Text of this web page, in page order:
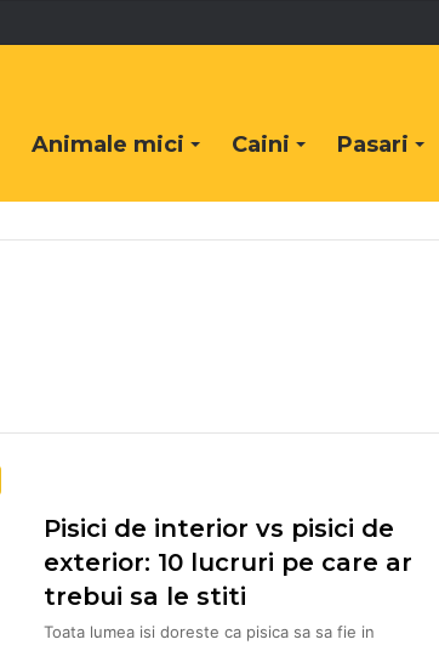
Animale mici Caini Pasari
Pisici de interior vs pisici de
exterior: 10 lucruri pe care ar
trebui sa le stiti
Toata lumea isi doreste ca pisica sa sa fie in